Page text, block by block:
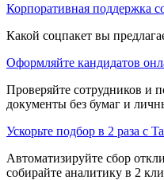
Корпоративная поддержка
Какой соцпакет вы
Оформляйте кандидатов
Проверяйте сотрудников и
документы без бумаг и
Ускорьте подбор в 2 раза с
Автоматизируйте сбор
собирайте аналитику в 2